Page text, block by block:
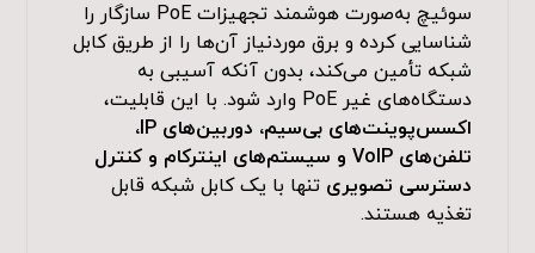
سوئیچ به‌صورت هوشمند تجهیزات PoE سازگار را
شناسایی کرده و برق موردنیاز آن‌ها را از طریق کابل
شبکه تأمین می‌کند، بدون آنکه آسیبی به
دستگاه‌های غیر PoE وارد شود. با این قابلیت،
اکسس‌پوینت‌های بی‌سیم، دوربین‌های IP،
تلفن‌های VoIP و سیستم‌های اینترکام و کنترل
دسترسی تصویری تنها با یک کابل شبکه قابل
تغذیه هستند.